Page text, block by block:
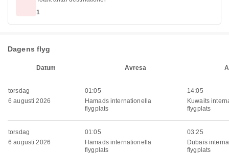
1
Dagens flyg
Datum Avresa
torsdag
6 augusti 2026
01:05
Hamads internationella
flygplats
14:05
Kuwaits
flygplats
torsdag
6 augusti 2026
01:05
Hamads internationella
flygplats
03:25
Dubais
flygplats